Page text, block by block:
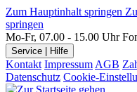
Zum Hauptinhalt springen
springen
Mo-Fr, 07.00 - 15.00 Uhr
Service | Hilfe
Kontakt Impressum AGB
Datenschutz Cookie-